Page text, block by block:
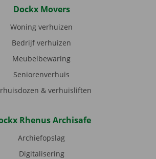
Dockx Movers
Woning verhuizen
Bedrijf verhuizen
Meubelbewaring
Seniorenverhuis
& verhuisliften
Rhenus Archisafe
Archiefopslag
Digitalisering